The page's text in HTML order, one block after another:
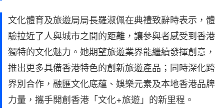
文化體育及旅遊局局長羅淑佩在典禮致辭時表示，體
驗拉近了人與城市之間的距離，讓參與者感受到香港
獨特的文化魅力。她期望旅遊業界能繼續發揮創意，
推出更多具備香港特色的創新旅遊產品；同時深化跨
界別合作，融匯文化底蘊、娛樂元素及本地香港品牌
力量，攜手開創香港「文化+旅遊」的新里程。